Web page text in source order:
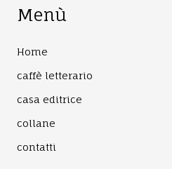
Menù
Home
caffè letterario
casa editrice
collane
contatti